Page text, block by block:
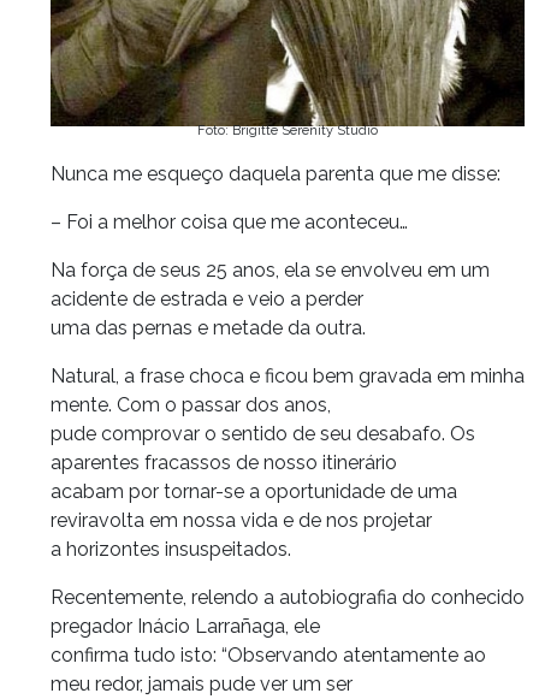
Foto: Brigitte Serenity Studio
Nunca me esqueço daquela parenta que me disse:
– Foi a melhor coisa que me aconteceu…
Na força de seus 25 anos, ela se envolveu em um
acidente de estrada e veio a perder
uma das pernas e metade da outra.
Natural, a frase choca e ficou bem gravada em minha
mente. Com o passar dos anos,
pude comprovar o sentido de seu desabafo. Os
aparentes fracassos de nosso itinerário
acabam por tornar-se a oportunidade de uma
reviravolta em nossa vida e de nos projetar
a horizontes insuspeitados.
Recentemente, relendo a autobiografia do conhecido
pregador Inácio Larrañaga, ele
confirma tudo isto: “Observando atentamente ao
meu redor, jamais pude ver um ser